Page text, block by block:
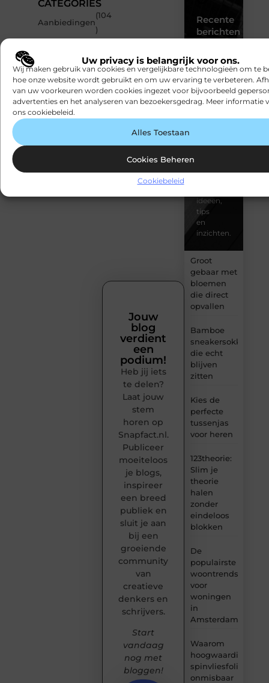
Uw privacy is belangrijk voor ons.
Wij maken gebruik van cookies en vergelijkbare technologieën om te
hoe onze website wordt gebruikt en om uw ervaring te verbeteren.
van uw voorkeuren worden cookies ingezet voor bijvoorbeeld
advertenties en het analyseren van bezoekersgedrag. Meer informatie
ons cookiebeleid.
Alles Toestaan
Cookies Beheren
Cookiebeleid
CATEGORIES
Aanbiedingen
(104
)
Woning
en Tuin
(22
)
Dienstverlening
(21
)
Recente
berichten
je
inspireren
door
de
nieuwste
–
ideeën,
tips
en
inzichten.
Groot
gebaar met
bloemen
die direct
opvallen
Bamboe
sneakersokken
die echt
blijven
zitten
Kies de
perfecte
tussenjas
voor heren
123theorie:
Slim je
theorie
halen
zonder
eindeloos
blokken
De
populairste
woontrends
voor
woningen
in
Amsterdam
Waarom
hoogwaardige
spinvliesfolie
onmisbaar
Jouw
blog
verdient
een
podium!
Heb jij iets
te delen?
Laat jouw
stem
horen op
Snapfact.nl.
Publiceer
moeiteloos
je blogs,
inspireer
een breed
publiek en
sluit je aan
bij een
groeiende
community
van
creatieve
denkers en
schrijvers.
Start
vandaag
nog met
bloggen!